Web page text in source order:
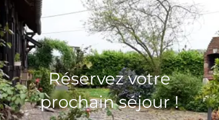
Réservez votre
prochain séjour !